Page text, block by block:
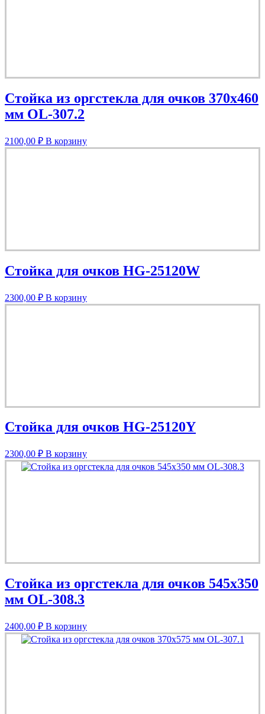
Стойка из оргстекла для очков 370х460
мм OL-307.2
2100,00 ₽ В корзину
Стойка для очков HG-25120W
2300,00 ₽ В корзину
Стойка для очков HG-25120Y
2300,00 ₽ В корзину
Стойка из оргстекла для очков 545х350
мм OL-308.3
2400,00 ₽ В корзину